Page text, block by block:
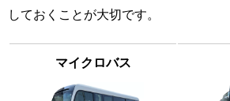
しておくことが大切です。
マイクロバス